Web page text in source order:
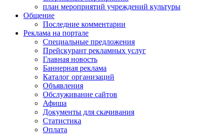
план мероприятий учреждений культуры
Общение
Последние комментарии
Реклама на портале
Специальные предложения
Прейскурант рекламных услуг
Главная новость
Баннерная реклама
Каталог организаций
Объявления
Обслуживание сайтов
Афиша
Документы для скачивания
Статистика
Оплата